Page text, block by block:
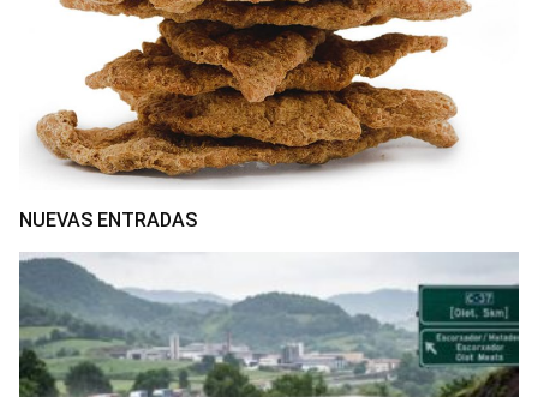
NUEVAS ENTRADAS